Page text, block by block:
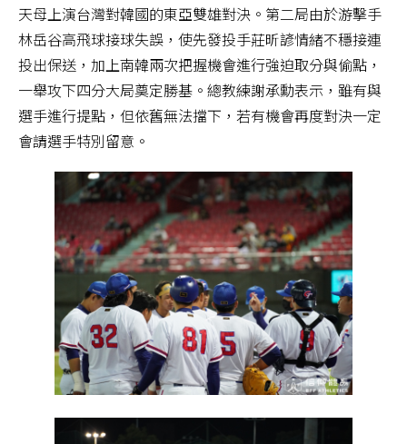
天母上演台灣對韓國的東亞雙雄對決。第二局由於游擊手
林岳谷高飛球接球失誤，使先發投手莊昕諺情緒不穩接連
投出保送，加上南韓兩次把握機會進行強迫取分與偷點，
一舉攻下四分大局奠定勝基。總教練謝承勳表示，雖有與
選手進行提點，但依舊無法擋下，若有機會再度對決一定
會請選手特別留意。